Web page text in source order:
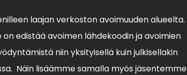
laajan verkoston avoimuuden alueelta.
edistää avoimen lähdekoodin ja avoimien
niin yksityisellä kuin julkisellakin
Näin lisäämme samalla myös jäsentemme